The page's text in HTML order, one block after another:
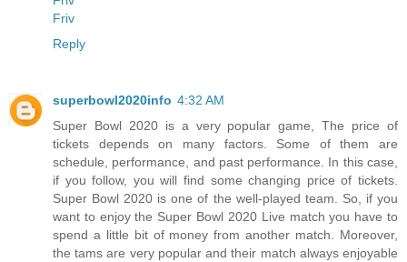
Friv
Reply
superbowl2020info 4:32 AM
Super Bowl 2020 is a very popular game, The price of
tickets depends on many factors. Some of them are
schedule, performance, and past performance. In this case,
if you follow, you will find some changing price of tickets.
Super Bowl 2020 is one of the well-played team. So, if you
want to enjoy the Super Bowl 2020 Live match you have to
spend a little bit of money from another match. Moreover,
the tams are very popular and their match always enjoyable